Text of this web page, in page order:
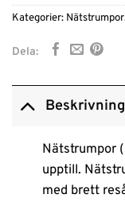
Kategorier: Nätstrumpor
Dela:
Beskrivning
Nätstrumpor
upptill.
med brett